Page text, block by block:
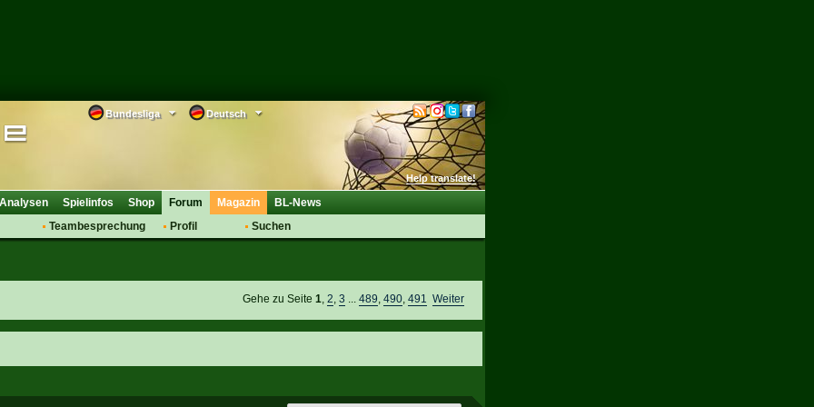
Deutsch
Bundesliga
Help translate!
Analysen Spielinfos Shop
Forum
Teambesprechung
Profil
Suchen
Magazin BL-News
Gehe zu Seite1 ,2 ,3 ...489 ,490 ,491 Weiter